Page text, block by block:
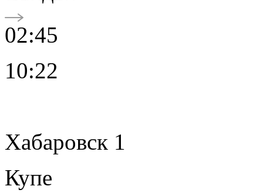
02:45
10:22
Хабаровск 1
Купе